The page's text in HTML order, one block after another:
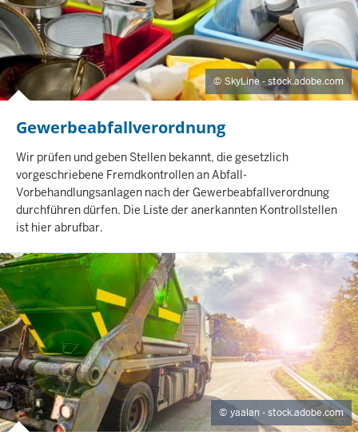
SkyLine - stock.adobe.com
Gewerbeabfallverordnung
I
N
H
L
T
S
T
E
Wir prüfen und geben Stellen bekannt, die gesetzlich
vorgeschriebene Fremdkontrollen an Abfall-
Vorbehandlungsanlagen nach der Gewerbeabfallverordnung
durchführen dürfen. Die Liste der anerkannten Kontrollstellen
ist hier abrufbar.
yaalan - stock.adobe.com